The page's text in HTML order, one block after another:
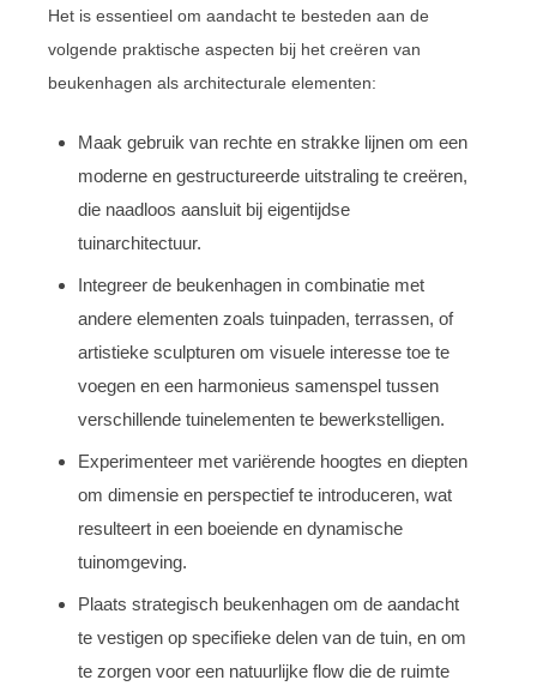
Het is essentieel om aandacht te besteden aan de
volgende praktische aspecten bij het creëren van
beukenhagen als architecturale elementen:
Maak gebruik van rechte en strakke lijnen om een
moderne en gestructureerde uitstraling te creëren,
die naadloos aansluit bij eigentijdse
tuinarchitectuur.
Integreer de beukenhagen in combinatie met
andere elementen zoals tuinpaden, terrassen, of
artistieke sculpturen om visuele interesse toe te
voegen en een harmonieus samenspel tussen
verschillende tuinelementen te bewerkstelligen.
Experimenteer met variërende hoogtes en diepten
om dimensie en perspectief te introduceren, wat
resulteert in een boeiende en dynamische
tuinomgeving.
Plaats strategisch beukenhagen om de aandacht
te vestigen op specifieke delen van de tuin, en om
te zorgen voor een natuurlijke flow die de ruimte